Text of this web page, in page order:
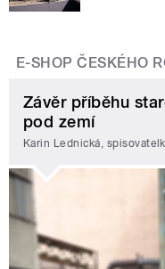
E-SHOP ČESKÉHO
Závěr příběhu
pod zemí
Karin Lednická,